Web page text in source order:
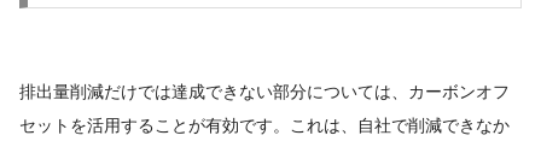
排出量削減だけでは達成できない部分については、カーボンオフ
セットを活用することが有効です。これは、自社で削減できなか